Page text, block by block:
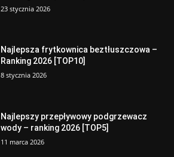
23 stycznia 2026
Najlepsza frytkownica beztłuszczowa –
Ranking 2026 [TOP10]
8 stycznia 2026
Najlepszy przepływowy podgrzewacz
wody – ranking 2026 [TOP5]
11 marca 2026